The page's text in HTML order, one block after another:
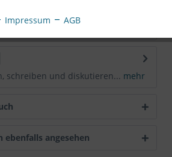
schreiben und diskutieren... mehr
ebenfalls angesehen
Impressum AGB